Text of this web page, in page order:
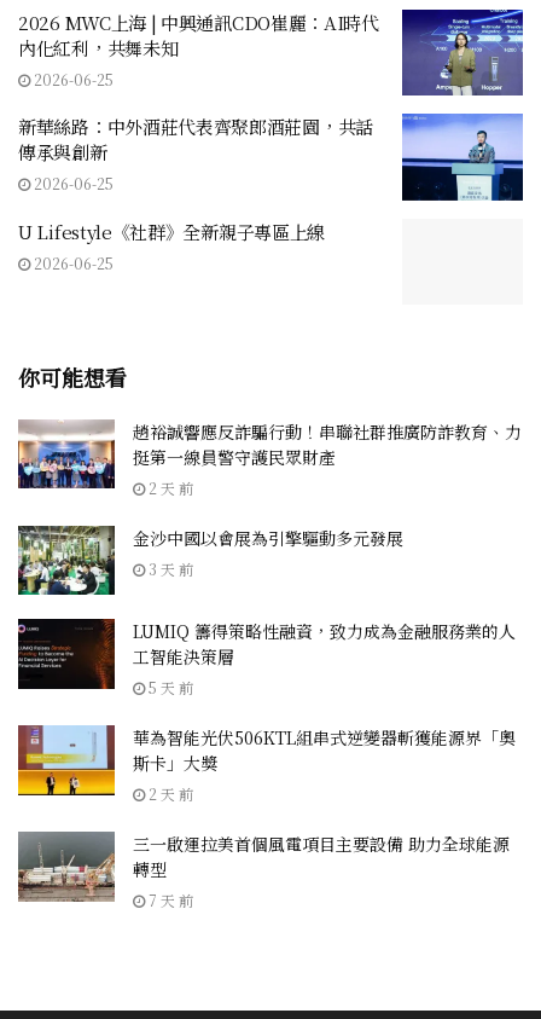
2026 MWC上海 | 中興通訊CDO崔麗：AI時代
內化紅利，共舞未知
2026-06-25
新華絲路：中外酒莊代表齊聚郎酒莊園，共話
傳承與創新
2026-06-25
U Lifestyle《社群》全新親子專區上線
2026-06-25
你可能想看
趙裕誠響應反詐騙行動！串聯社群推廣防詐教育、力
挺第一線員警守護民眾財產
2 天 前
金沙中國以會展為引擎驅動多元發展
3 天 前
LUMIQ 籌得策略性融資，致力成為金融服務業的人
工智能決策層
5 天 前
華為智能光伏506KTL組串式逆變器斬獲能源界「奧
斯卡」大獎
2 天 前
三一啟運拉美首個風電項目主要設備 助力全球能源
轉型
7 天 前